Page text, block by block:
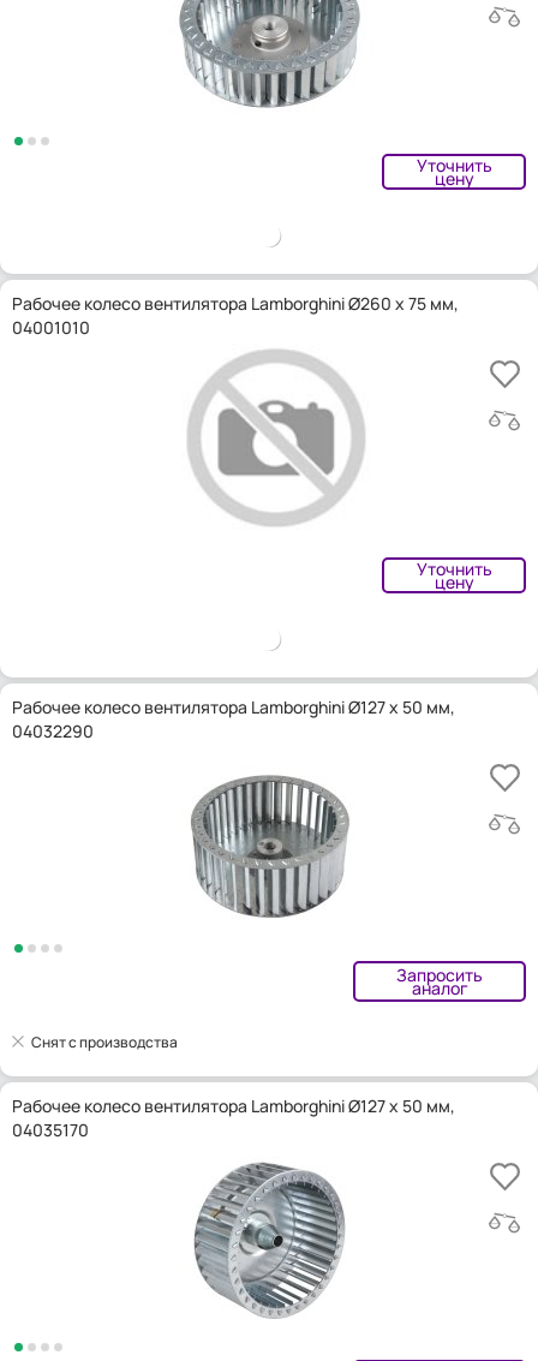
Уточнить
цену
Рабочее колесо вентилятора Lamborghini Ø260 x 75 мм,
04001010
Уточнить
цену
Рабочее колесо вентилятора Lamborghini Ø127 x 50 мм,
04032290
Запросить
аналог
Снят с производства
Рабочее колесо вентилятора Lamborghini Ø127 x 50 мм,
04035170